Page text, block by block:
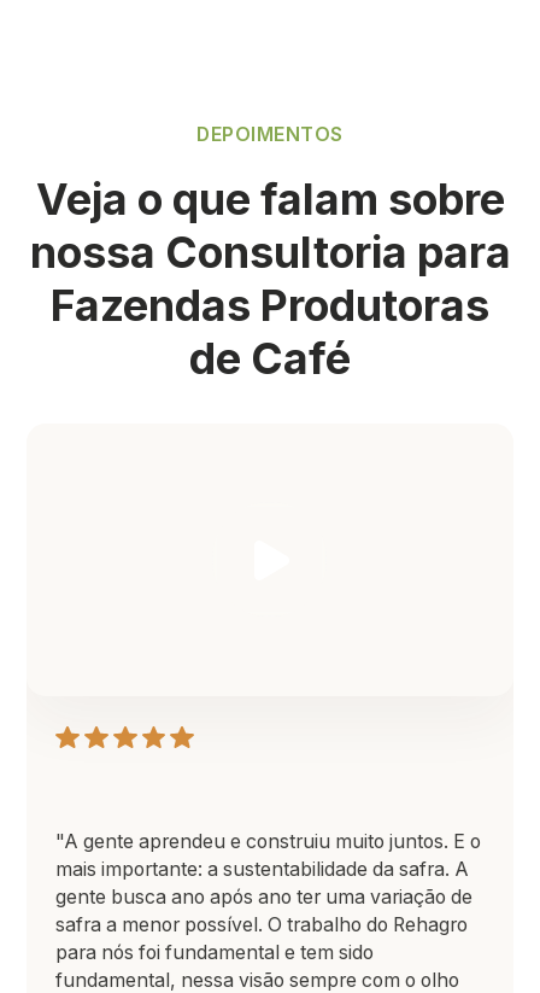
DEPOIMENTOS
Veja o que falam sobre
nossa Consultoria para
Fazendas Produtoras
de Café
"A gente aprendeu e construiu muito juntos. E o
mais importante: a sustentabilidade da safra. A
gente busca ano após ano ter uma variação de
safra a menor possível. O trabalho do Rehagro
para nós foi fundamental e tem sido
fundamental, nessa visão sempre com o olho